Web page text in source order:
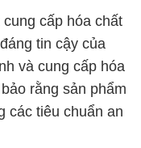
cấp hóa chất
tin cậy của
và cung cấp hóa
rằng sản phẩm
các tiêu chuẩn an